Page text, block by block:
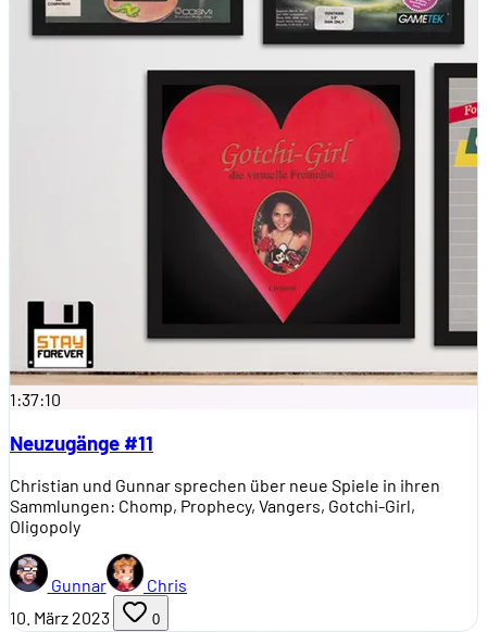
1:37:10
Neuzugänge #11
Christian und Gunnar sprechen über neue Spiele in ihren
Sammlungen: Chomp, Prophecy, Vangers, Gotchi-Girl,
Oligopoly
Gunnar
Chris
10. März 2023
0